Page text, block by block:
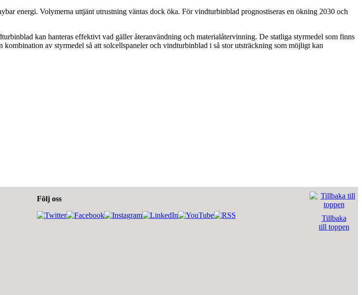
energi. Volymerna uttjänt utrustning väntas dock öka. För vindturbinblad prognostiseras en ökning 2030 och
kan hanteras effektivt vad gäller återanvändning och materialåtervinning. De statliga styrmedel som finns
av styrmedel så att solcellspaneler och vindturbinblad i så stor utsträckning som möjligt kan
Följ oss
Tillbaka
till toppen